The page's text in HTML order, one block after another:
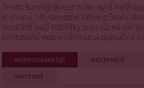
Tento šumivý skvost máte nyní
e-shopu. Už samotné láhve působí
Součástí naší nabídky jsou různá
limitovaná edice věnovaná zpěvačce
NEJPRODÁVANĚJŠÍ NEJLEVNĚJŠÍ
ABECEDNĚ